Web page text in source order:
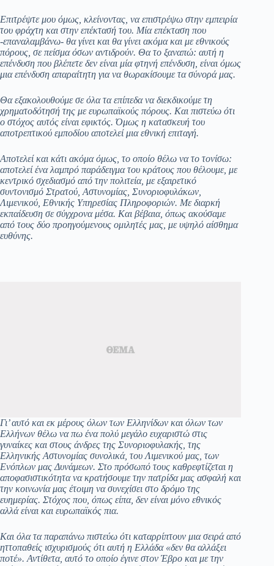
Επιτρέψτε μου όμως, κλείνοντας, να επιστρέψω στην εμπειρία
του φράχτη και στην επέκτασή του. Μία επέκταση που
-επαναλαμβάνω- θα γίνει και θα γίνει ακόμα και με εθνικούς
πόρους, σε πείσμα όσων αντιδρούν. Θα το ξαναπώ: αυτή η
επένδυση που βλέπετε δεν είναι μία φτηνή επένδυση, είναι όμως
μια επένδυση απαραίτητη για να θωρακίσουμε τα σύνορά μας.
Θα εξακολουθούμε σε όλα τα επίπεδα να διεκδικούμε τη
χρηματοδότησή της με ευρωπαϊκούς πόρους. Και πιστεύω ότι
ο στόχος αυτός είναι εφικτός. Όμως η κατασκευή του
αποτρεπτικού εμποδίου αποτελεί μια εθνική επιταγή.
Αποτελεί και κάτι ακόμα όμως, το οποίο θέλω να το τονίσω:
αποτελεί ένα λαμπρό παράδειγμα του κράτους που θέλουμε, με
κεντρικό σχεδιασμό από την πολιτεία, με εξαιρετικό
συντονισμό Στρατού, Αστυνομίας, Συνοριοφυλάκων,
Λιμενικού, Εθνικής Υπηρεσίας Πληροφοριών. Με διαρκή
εκπαίδευση σε σύγχρονα μέσα. Και βέβαια, όπως ακούσαμε
από τους δύο προηγούμενους ομιλητές μας, με υψηλό αίσθημα
ευθύνης.
Γι’ αυτό και εκ μέρους όλων των Ελληνίδων και όλων των
Ελλήνων θέλω να πω ένα πολύ μεγάλο ευχαριστώ στις
γυναίκες και στους άνδρες της Συνοριοφυλακής, της
Ελληνικής Αστυνομίας συνολικά, του Λιμενικού μας, των
Ενόπλων μας Δυνάμεων. Στο πρόσωπό τους καθρεφτίζεται η
αποφασιστικότητα να κρατήσουμε την πατρίδα μας ασφαλή και
την κοινωνία μας έτοιμη να συνεχίσει στο δρόμο της
ευημερίας. Στόχος που, όπως είπα, δεν είναι μόνο εθνικός
αλλά είναι και ευρωπαϊκός πια.
Και όλα τα παραπάνω πιστεύω ότι καταρρίπτουν μια σειρά από
ηττοπαθείς ισχυρισμούς ότι αυτή η Ελλάδα «δεν θα αλλάξει
ποτέ». Αντίθετα, αυτό το οποίο έγινε στον Έβρο και με την